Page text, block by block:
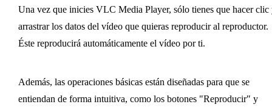
Una vez que inicies VLC Media Player, sólo tienes que hacer clic
arrastrar los datos del vídeo que quieras reproducir al reproductor.
Éste reproducirá automáticamente el vídeo por ti.
Además, las operaciones básicas están diseñadas para que se
entiendan de forma intuitiva, como los botones "Reproducir" y